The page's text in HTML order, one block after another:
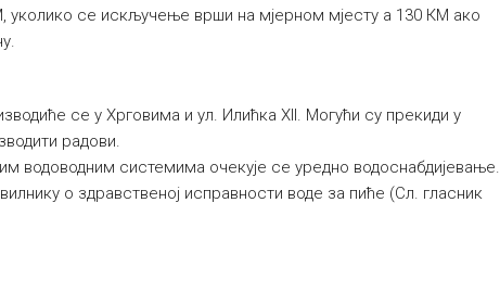
уколико се искључење врши на мјерном мјесту а 130 КМ ако
се у Хрговима и ул. Илићка XII. Могући су прекиди у
радови.
водоводним системима очекује се уредно водоснабдијевање.
о здравственој исправности воде за пиће (Сл. гласник